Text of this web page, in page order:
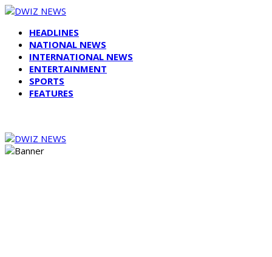
HEADLINES
NATIONAL NEWS
INTERNATIONAL NEWS
ENTERTAINMENT
SPORTS
FEATURES